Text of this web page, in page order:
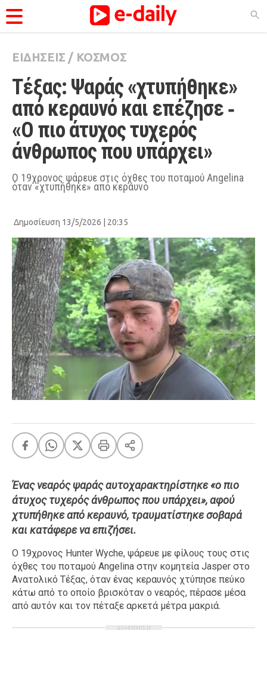
ΚΑΤΗΓΟΡΊΕΣ
Ειδήσεις
Θέματα
Videos
Podcasts
Viral
City Guide
Pop Culture
Agenda
FEEDS
Πάσχα Eurovision
Retro Summer
OMG LOL
A-List LGBTQI+
Xmas
LIFE
Food
Body+Mind
Ταξίδια
Style
Σπίτι
Family
Σχέσεις
ΕΙΔΗΣΕΙΣ / ΚΟΣΜΟΣ
Τέξας: Ψαράς «χτυπήθηκε»
από κεραυνό και επέζησε ‑
«Ο πιο άτυχος τυχερός
άνθρωπος που υπάρχει»
Ο 19χρονος ψάρευε στις όχθες του ποταμού Angelina
όταν «χτυπήθηκε» από κεραυνό
Δημοσίευση 13/5/2026 | 20:35
Ένας νεαρός ψαράς αυτοχαρακτηρίστηκε «ο πιο
άτυχος τυχερός άνθρωπος που υπάρχει», αφού
χτυπήθηκε από κεραυνό, τραυματίστηκε σοβαρά
και κατάφερε να επιζήσει.
Ο 19χρονος Hunter Wyche, ψάρευε με φίλους τους στις
όχθες του ποταμού Angelina στην κομητεία Jasper στο
Ανατολικό Τέξας, όταν ένας κεραυνός χτύπησε πεύκο
κάτω από το οποίο βρισκόταν ο νεαρός, πέρασε μέσα
από αυτόν και τον πέταξε αρκετά μέτρα μακριά.
ΔΙΑΦΗΜΙΣΗ